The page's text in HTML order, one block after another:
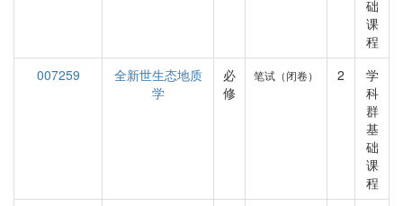
础
课
程
007259
全新世生态地质
学
必
修
笔试（闭卷） 2
学
科
群
基
础
课
程